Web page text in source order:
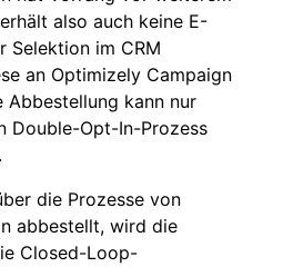
also auch keine E-
Selektion im CRM
an Optimizely Campaign
kann nur
Double-Opt-In-Prozess
die Prozesse von
abbestellt, wird die
Closed-Loop-